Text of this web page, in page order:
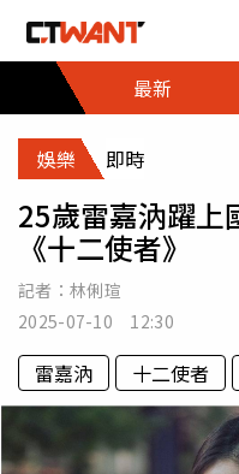
最新
娛樂 即時
25歲雷嘉汭躍上
《十二使者》
記者： 林俐瑄
2025-07-10 12:30
雷嘉汭 十二使者